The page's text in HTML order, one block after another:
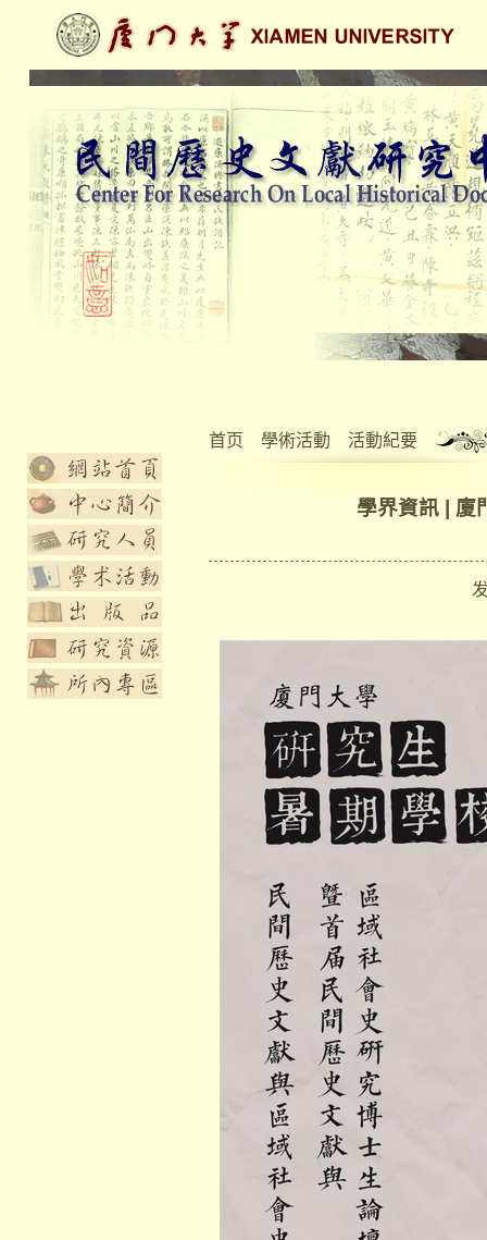
首页 學術活動 活動紀要
學界資訊 | 廈
发